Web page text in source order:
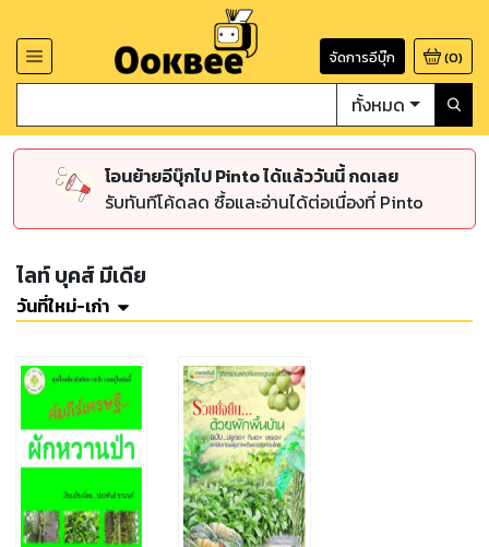
จัดการอีบุ๊ก (0)
ทั้งหมด
โอนย้ายอีบุ๊กไป Pinto ได้แล้ววันนี้ กดเลย
รับทันทีโค้ดลด ซื้อและอ่านได้ต่อเนื่องที่ Pinto
ไลท์ บุคส์ มีเดีย
วันที่ใหม่-เก่า